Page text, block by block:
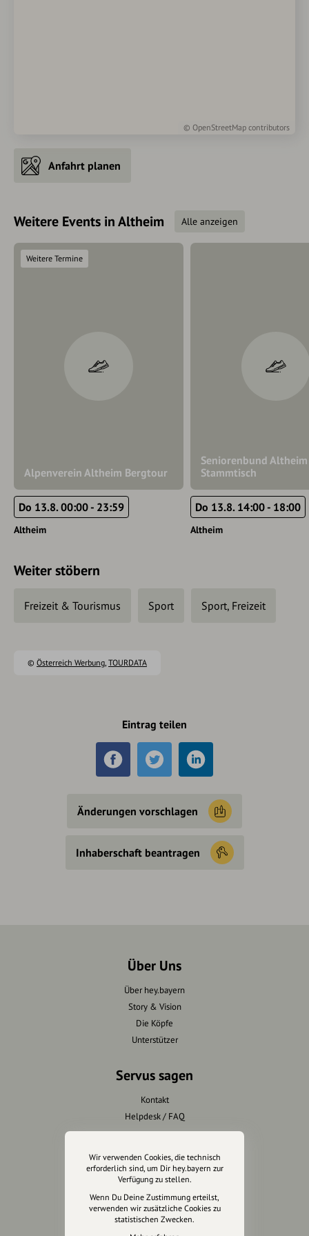
© OpenStreetMap contributors
Anfahrt planen
Weitere Events in Altheim Alle anzeigen
Alpenverein Altheim Bergtour
Weitere Termine
Do 13.8. 00:00 - 23:59
Altheim
Seniorenbund Altheim
Stammtisch
Do 13.8. 14:00 - 18:00
Altheim
Weiter stöbern
Freizeit & Tourismus Sport Sport, Freizeit
© Österreich Werbung, TOURDATA
Eintrag teilen
Änderungen vorschlagen
Inhaberschaft beantragen
Über Uns
Über hey.bayern
Story & Vision
Die Köpfe
Unterstützer
Servus sagen
Kontakt
Helpdesk / FAQ
Unterstütze uns
Spenden
Partner werden
Crowdfunding
Förderungen
Wir verwenden Cookies, die technisch
erforderlich sind, um Dir hey.bayern zur
Verfügung zu stellen.
Wenn Du Deine Zustimmung erteilst,
verwenden wir zusätzliche Cookies zu
statistischen Zwecken.